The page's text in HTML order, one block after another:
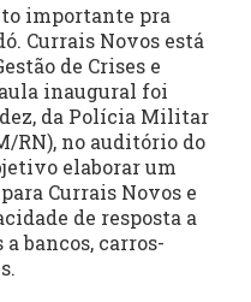
importante pra
Currais Novos está
de Crises e
inaugural foi
da Polícia Militar
RN), no auditório do
elaborar um
Currais Novos e
de resposta a
bancos, carros-